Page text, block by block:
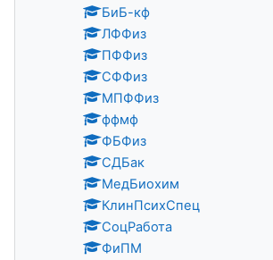
БиБ-кф
ЛФФиз
ПФФиз
СФФиз
МПФФиз
ффмф
ФБФиз
СДБак
МедБиохим
КлинПсихСпец
СоцРабота
ФиПМ